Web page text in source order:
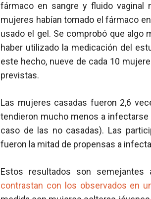
fármaco en sangre y fluido vaginal
mujeres habían tomado el fármaco
usado el gel. Se comprobó que algo
haber utilizado la medicación del
este hecho, nueve de cada 10
previstas.
Las mujeres casadas fueron 2,6
tendieron mucho menos a infectarse
caso de las no casadas). Las
fueron la mitad de propensas a
Estos resultados son
contrastan con los observados en